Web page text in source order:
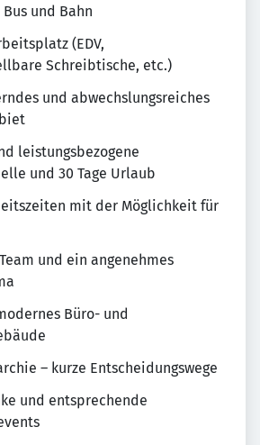
und Bahn
(EDV,
Schreibtische, etc.)
und abwechslungsreiches
leistungsbezogene
und 30 Tage Urlaub
mit der Möglichkeit für
und ein angenehmes
Büro- und
– kurze Entscheidungswege
und entsprechende